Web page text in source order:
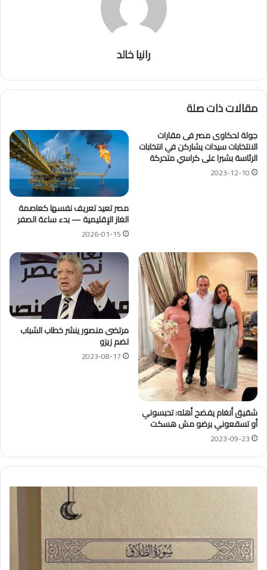
رانيا خالد
مقالات ذات صلة
جولة لحكاوى مصر فى مقارات
الانتخابات سيدات يشاركن في انتخابات
الرئاسة بشبرا على كراسي متحركة
2023-12-10
مصر تعيد تعريف نفسها كعاصمة
الغاز الإقليمية — بدء ساعة الصفر
2026-01-15
شقيق أنغام يفضح أهله: تحبسوني
أو تسقعوني برضو مش هسكت
2023-09-23
مرتضى منصور ينشر خطاب الشباب
لضم زيزو
2023-08-17